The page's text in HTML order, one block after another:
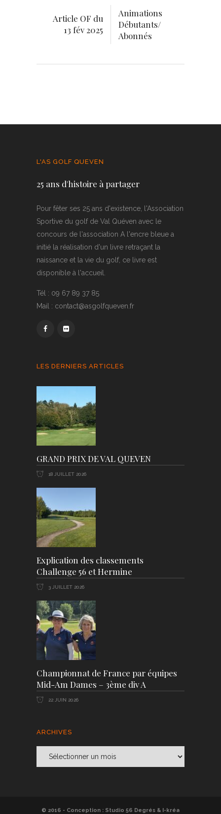
Article OF du
13 fév 2025
Animations
Débutants/
Abonnés
L'AS GOLF QUEVEN
25 ans d'histoire à partager
Pour fêter ses 25 ans d'existence, l'Association
Sportive du golf de Val Quéven avec le
concours de l'association A l'encre bleue a
initié la réalisation d'un livre retraçant la
naissance et la vie du golf, ce livre est
disponible à l'accueil.
Tél : 09 67 89 37 85
Mail : contact@asgolfqueven.fr
LES DERNIERS ARTICLES
GRAND PRIX DE VAL QUEVEN
18 JUILLET 2026
Explication des classements
Challenge 56 et Hermine
3 JUILLET 2026
Championnat de France par équipes
Mid-Am Dames – 3ème div A
22 JUIN 2026
ARCHIVES
Archives
© 2016 - Conception : Studio 56 Degrés & I-kréa